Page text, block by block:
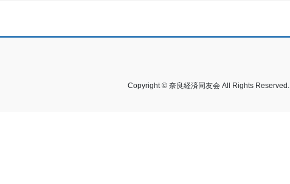
Copyright © 奈良経済同友会 All Rights Reserved.